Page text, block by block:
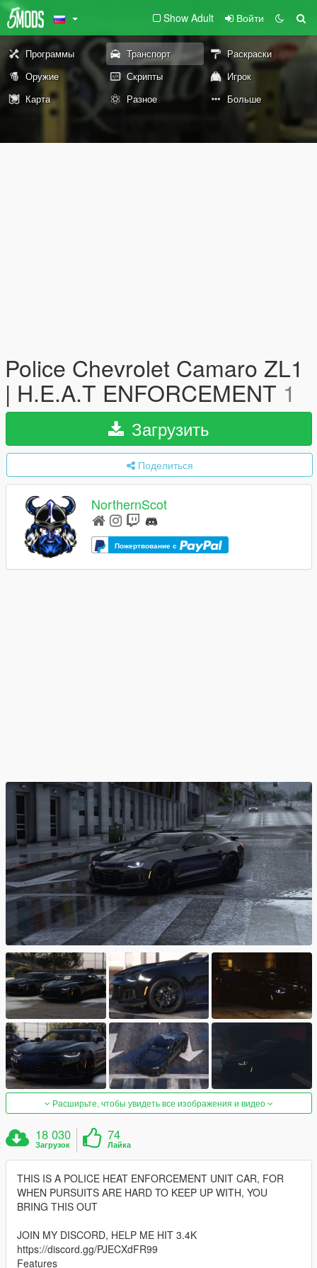
Show Adult Войти
Программы Транспорт
Раскраски
Оружие
Скрипты
Игрок
Карта
Разное Больше
Police Chevrolet Camaro ZL1
| H.E.A.T ENFORCEMENT 1
Загрузить
Поделиться
NorthernScot
Пожертвование с
Расширьте, чтобы увидеть все изображения и видео
18 030
Загрузок
74
Лайка
THIS IS A POLICE HEAT ENFORCEMENT UNIT CAR, FOR
WHEN PURSUITS ARE HARD TO KEEP UP WITH, YOU
BRING THIS OUT
JOIN MY DISCORD, HELP ME HIT 3.4K
https://discord.gg/PJECXdFR99
Features